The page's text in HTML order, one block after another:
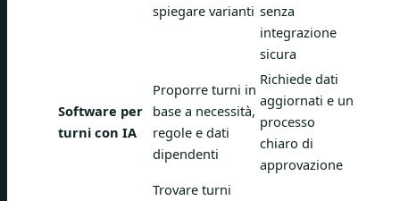
spiegare varianti senza
integrazione
sicura
Software per
turni con IA
Proporre turni in
base a necessità,
regole e dati
dipendenti
Richiede dati
aggiornati e un
processo
chiaro di
approvazione
Trovare turni